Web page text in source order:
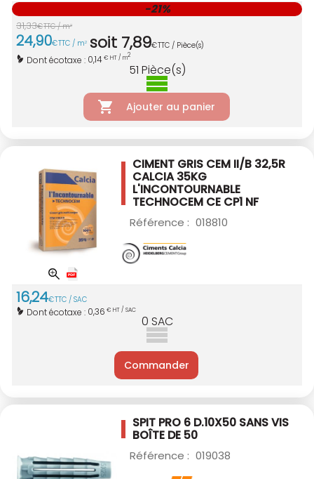
31,33€TTC / m2
24,90€TTC / m2 soit 7,89€TTC / Pièce(s)
Dont écotaxe : 0,14€ HT / m2
-21%
51 Pièce(s)
Ajouter au panier
CIMENT GRIS CEM II/B 32,5R
CALCIA 35KG
L'INCONTOURNABLE
TECHNOCEM CE CP1 NF
Référence : 018810
16,24€TTC / SAC
Dont écotaxe : 0,36 € HT / SAC
0 SAC
Commander
SPIT PRO 6 D.10X50 SANS VIS
BOÎTE DE 50
Référence : 019038